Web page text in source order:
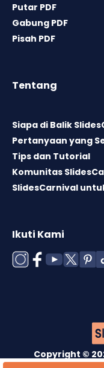
Putar PDF
Gabung PDF
Pisah PDF
Tentang
Siapa di Balik
Pertanyaan yang
Tips dan Tutorial
Komunitas
SlidesCarnival
Ikuti Kami
Copyright ©